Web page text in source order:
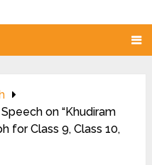
on “Khudiram
for Class 9, Class 10,